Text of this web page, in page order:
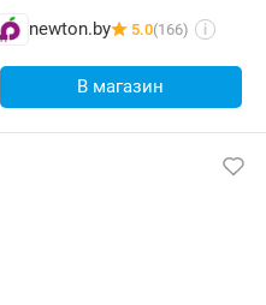
newton.by 5.0(166) i
В магазин